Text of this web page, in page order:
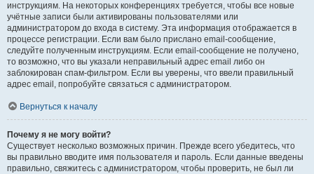
инструкциям. На некоторых конференциях требуется, чтобы все новые
учётные записи были активированы пользователями или
администратором до входа в систему. Эта информация отображается в
процессе регистрации. Если вам было прислано email-сообщение,
следуйте полученным инструкциям. Если email-сообщение не получено,
то возможно, что вы указали неправильный адрес email либо он
заблокирован спам-фильтром. Если вы уверены, что ввели правильный
адрес email, попробуйте связаться с администратором.
Вернуться к началу
Почему я не могу войти?
Существует несколько возможных причин. Прежде всего убедитесь, что
вы правильно вводите имя пользователя и пароль. Если данные введены
правильно, свяжитесь с администратором, чтобы проверить, не был ли